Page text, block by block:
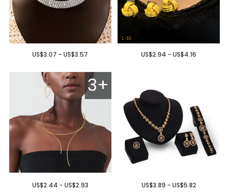
US$3.07 - US$3.57 US$2.94 - US$4.16
3+
US$2.44 - US$2.93 US$3.89 - US$5.82